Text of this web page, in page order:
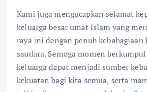
Kami juga mengucapkan selamat
keluarga besar umat Islam yang
raya ini dengan penuh kebahagiaan
saudara. Semoga momen
keluarga dapat menjadi sumber
kekuatan bagi kita semua, serta